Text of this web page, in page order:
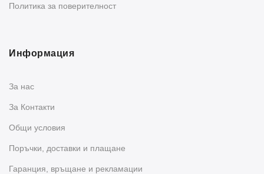
Политика за поверителност
Информация
За нас
За Контакти
Общи условия
Поръчки, доставки и плащане
Гаранция, връщане и рекламации